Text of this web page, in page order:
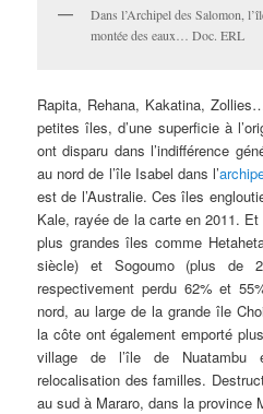
Dans l’Archipel des Salomon,
montée des eaux… Doc. ERL
Rapita, Rehana, Kakatina,
petites îles, d’une superficie à
ont disparu dans l’indifférence
au nord de l’île Isabel dans l’
est de l’Australie. Ces îles
Kale, rayée de la carte en 2011.
plus grandes îles comme
siècle) et Sogoumo (plus de
respectivement perdu 62% et
nord, au large de la grande île
la côte ont également emporté
village de l’île de Nuatambu
relocalisation des familles.
au sud à Mararo, dans la province